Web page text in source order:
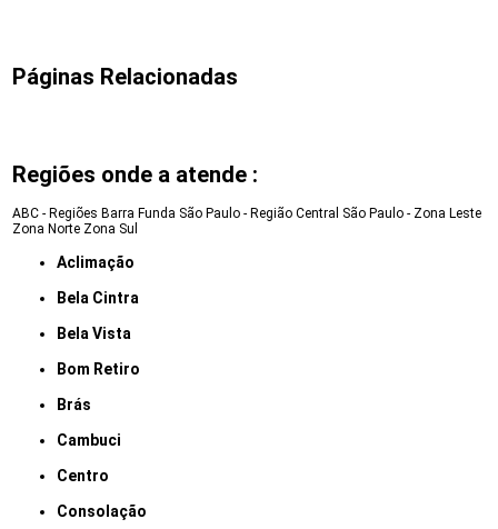
Páginas Relacionadas
Regiões onde a atende :
ABC - Regiões Barra Funda São Paulo - Região Central São Paulo - Zona Leste
Zona Norte Zona Sul
Aclimação
Bela Cintra
Bela Vista
Bom Retiro
Brás
Cambuci
Centro
Consolação